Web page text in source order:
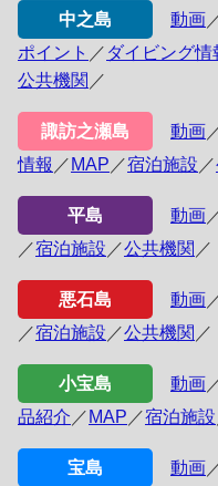
中之島 動画
ポイント ／ ダイビング情
公共機関 ／
諏訪之瀬島 動画
情報 ／ MAP ／宿泊施設 ／
平島 動画
／宿泊施設 ／公共機関 ／
悪石島 動画
／宿泊施設 ／公共機関 ／
小宝島 動画
品紹介 ／ MAP ／宿泊施設
宝島 動画